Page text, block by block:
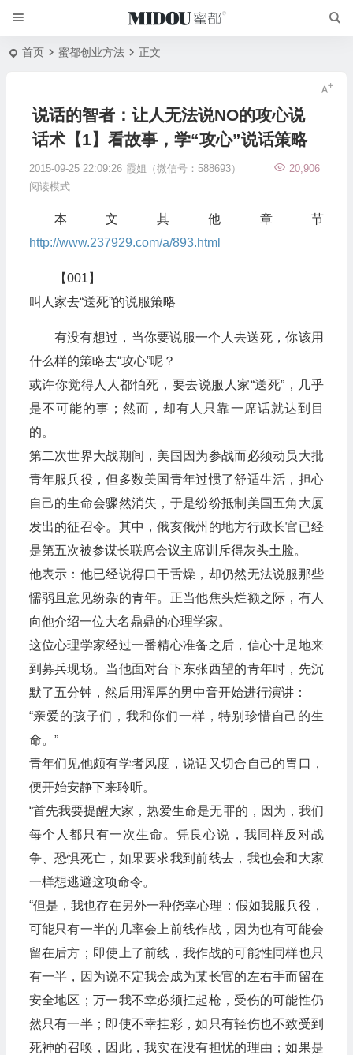
首页 蜜都创业方法 正文
说话的智者：让人无法说NO的攻心说
话术【1】看故事，学“攻心”说话策略
2015-09-25 22:09:26 霞姐（微信号：588693）
20,906
阅读模式
本文其他章节
http://www.237929.com/a/893.html
【001】
叫人家去“送死”的说服策略
有没有想过，当你要说服一个人去送死，你该用
什么样的策略去“攻心”呢？
或许你觉得人人都怕死，要去说服人家“送死”，几乎
是不可能的事；然而，却有人只靠一席话就达到目
的。
第二次世界大战期间，美国因为参战而必须动员大批
青年服兵役，但多数美国青年过惯了舒适生活，担心
自己的生命会骤然消失，于是纷纷抵制美国五角大厦
发出的征召令。其中，俄亥俄州的地方行政长官已经
是第五次被参谋长联席会议主席训斥得灰头土脸。
他表示：他已经说得口干舌燥，却仍然无法说服那些
懦弱且意见纷杂的青年。正当他焦头烂额之际，有人
向他介绍一位大名鼎鼎的心理学家。
这位心理学家经过一番精心准备之后，信心十足地来
到募兵现场。当他面对台下东张西望的青年时，先沉
默了五分钟，然后用浑厚的男中音开始进行演讲：
“亲爱的孩子们，我和你们一样，特别珍惜自己的生
命。”
青年们见他颇有学者风度，说话又切合自己的胃口，
便开始安静下来聆听。
“首先我要提醒大家，热爱生命是无罪的，因为，我们
每个人都只有一次生命。凭良心说，我同样反对战
争、恐惧死亡，如果要求我到前线去，我也会和大家
一样想逃避这项命令。
“但是，我也存在另外一种侥幸心理：假如我服兵役，
可能只有一半的几率会上前线作战，因为也有可能会
留在后方；即使上了前线，我作战的可能性同样也只
有一半，因为说不定我会成为某长官的左右手而留在
安全地区；万一我不幸必须扛起枪，受伤的可能性仍
然只有一半；即使不幸挂彩，如只有轻伤也不致受到
死神的召唤，因此，我实在没有担忧的理由；如果是